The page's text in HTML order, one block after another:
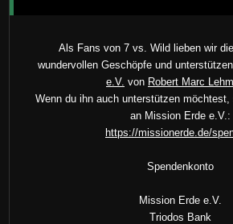
Als Fans von 7 vs. Wild lieben wir
wundervollen Geschöpfe und
e.V. von Robert Marc
Wenn du ihn auch unterstützen möchtest,
an Mission Erde e.V.:
https://missionerde.de/
Spendenkonto
Mission Erde e.V.
Triodos Bank